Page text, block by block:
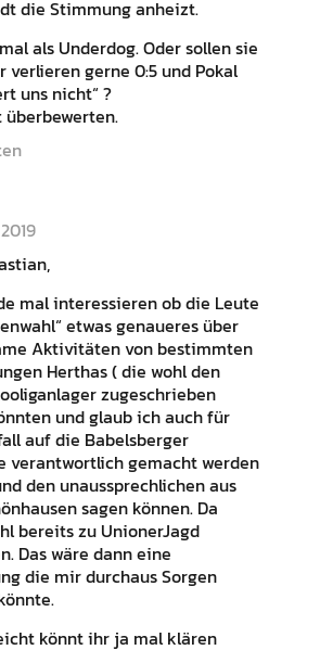
die Stimmung anheizt.
als Underdog. Oder sollen sie
verlieren gerne 0:5 und Pokal
uns nicht“ ?
mal interessieren ob die Leute
etwas genaueres über
Aktivitäten von bestimmten
Herthas ( die wohl den
zugeschrieben
und glaub ich auch für
auf die Babelsberger
verantwortlich gemacht werden
den unaussprechlichen aus
sagen können. Da
bereits zu UnionerJagd
Das wäre dann eine
die mir durchaus Sorgen
könnt ihr ja mal klären